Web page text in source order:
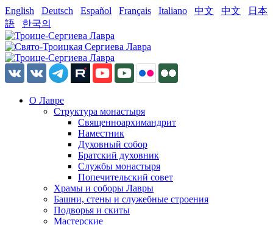
English Deutsch Español Français Italiano 中文 中文
日本
語
한국의
О Лавре
Структура монастыря
Священноархимандрит
Наместник
Духовный собор
Братский духовник
Службы монастыря
Попечительский совет
Храмы и соборы Лавры
Башни, стены и служебные строения
Подворья и скиты
Мастерские